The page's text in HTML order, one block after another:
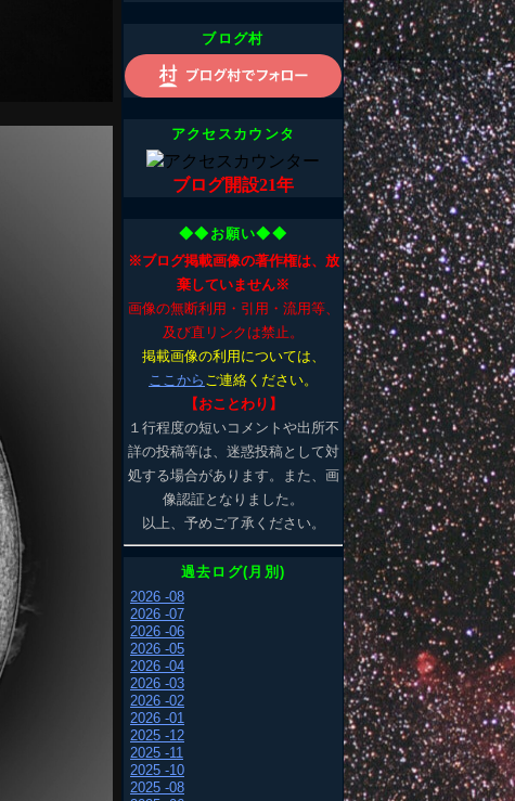
ブログ村
アクセスカウンタ
ブログ開設21年
◆◆お願い◆◆
※ブログ掲載画像の著作権は、放
棄していません※
画像の無断利用・引用・流用等、
及び直リンクは禁止。
掲載画像の利用については、
ここから ご連絡ください。
【おことわり】
１行程度の短いコメントや出所不
詳の投稿等は、迷惑投稿として対
処する場合があります。また、画
像認証となりました。
以上、予めご了承ください。
過去ログ(月別)
2026 -08
2026 -07
2026 -06
2026 -05
2026 -04
2026 -03
2026 -02
2026 -01
2025 -12
2025 -11
2025 -10
2025 -08